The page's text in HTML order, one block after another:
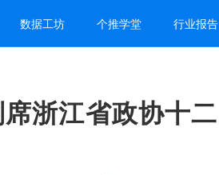
数据工坊 个推学堂 行业报告
浙江省政协十二